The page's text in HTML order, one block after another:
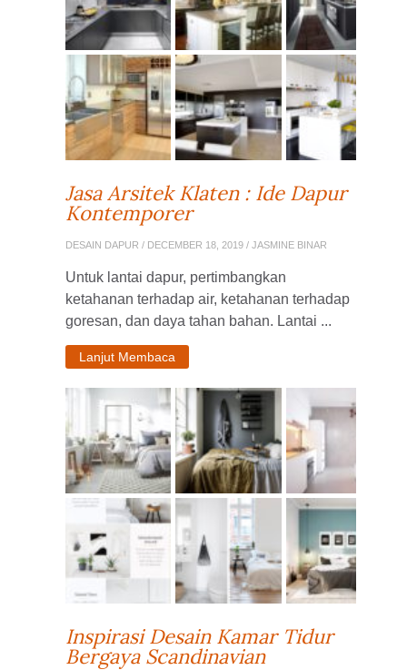
Jasa Arsitek Klaten : Ide Dapur
Kontemporer
DESAIN DAPUR / DECEMBER 18, 2019 / JASMINE BINAR
Untuk lantai dapur, pertimbangkan
ketahanan terhadap air, ketahanan terhadap
goresan, dan daya tahan bahan. Lantai ...
Lanjut Membaca
Inspirasi Desain Kamar Tidur
Bergaya Scandinavian